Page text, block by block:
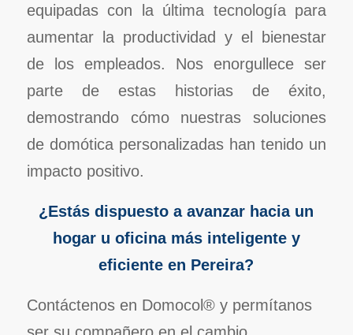
equipadas con la última tecnología para
aumentar la productividad y el bienestar
de los empleados. Nos enorgullece ser
parte de estas historias de éxito,
demostrando cómo nuestras soluciones
de domótica personalizadas han tenido un
impacto positivo.
¿Estás dispuesto a avanzar hacia un
hogar u oficina más inteligente y
eficiente en Pereira?
Contáctenos en Domocol® y permítanos